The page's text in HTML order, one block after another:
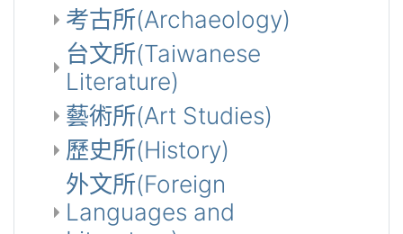
考古所(Archaeology)
台文所(Taiwanese
Literature)
藝術所(Art Studies)
歷史所(History)
外文所(Foreign
Languages and